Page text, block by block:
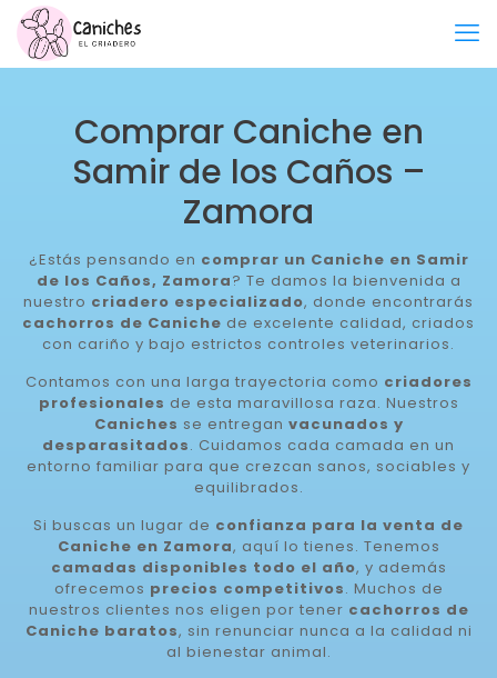
Comprar Caniche en
Samir de los Caños –
Zamora
¿Estás pensando en comprar un Caniche en Samir
de los Caños, Zamora? Te damos la bienvenida a
nuestro criadero especializado, donde encontrarás
cachorros de Caniche de excelente calidad, criados
con cariño y bajo estrictos controles veterinarios.
Contamos con una larga trayectoria como criadores
profesionales de esta maravillosa raza. Nuestros
Caniches se entregan vacunados y
desparasitados. Cuidamos cada camada en un
entorno familiar para que crezcan sanos, sociables y
equilibrados.
Si buscas un lugar de confianza para la venta de
Caniche en Zamora, aquí lo tienes. Tenemos
camadas disponibles todo el año, y además
ofrecemos precios competitivos. Muchos de
nuestros clientes nos eligen por tener cachorros de
Caniche baratos, sin renunciar nunca a la calidad ni
al bienestar animal.